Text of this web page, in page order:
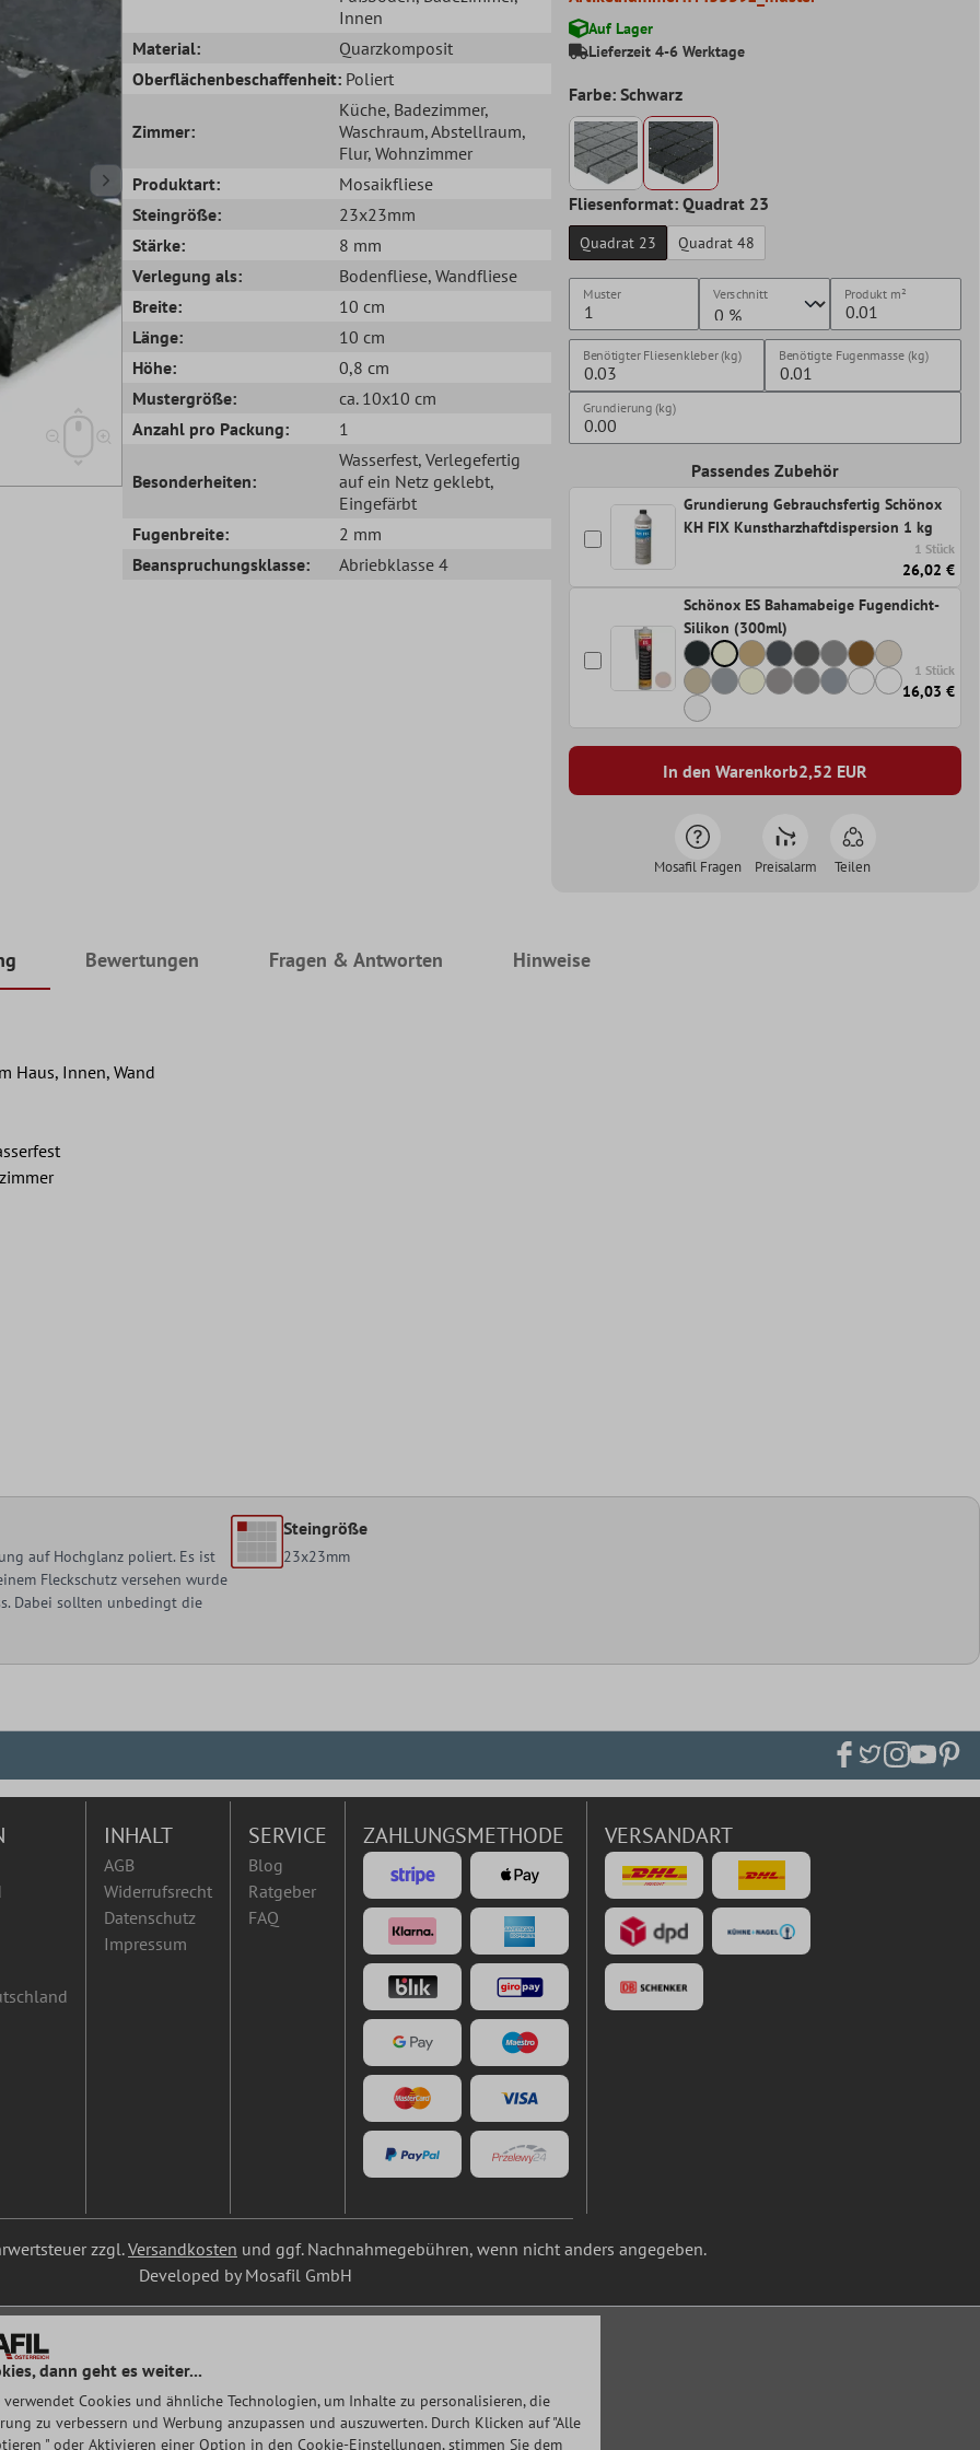
Innen
Material:
Quarzkomposit
Oberflächenbeschaffenheit: Poliert
Zimmer:
Küche, Badezimmer,
Waschraum, Abstellraum,
Flur, Wohnzimmer
Produktart:
Mosaikfliese
Steingröße:
23x23mm
Stärke:
8 mm
Verlegung als:
Bodenfliese, Wandfliese
Breite:
10 cm
Länge:
10 cm
Höhe:
0,8 cm
Mustergröße:
ca. 10x10 cm
Anzahl pro Packung:
1
Besonderheiten:
Wasserfest, Verlegefertig
auf ein Netz geklebt,
Eingefärbt
Fugenbreite:
2 mm
Beanspruchungsklasse:
Abriebklasse 4
Auf Lager
Lieferzeit 4-6 Werktage
Farbe: Schwarz
Fliesenformat: Quadrat 23
Quadrat 23 Quadrat 48
Muster Verschnitt Produkt m²
Benötigter Fliesenkleber (kg) Benötigte Fugenmasse (kg)
Grundierung (kg)
Passendes Zubehör
Grundierung Gebrauchsfertig Schönox
KH FIX Kunstharzhaftdispersion 1 kg
1 Stück
26,02 €
Schönox ES Bahamabeige Fugendicht-
Silikon (300ml)
1 Stück
16,03 €
In den Warenkorb2,52 EUR
Mosafil Fragen Preisalarm Teilen
Bewertungen Fragen & Antworten Hinweise
Haus, Innen, Wand
auf Hochglanz poliert. Es ist
Fleckschutz versehen wurde
Dabei sollten unbedingt die
Steingröße
23x23mm
INHALT
AGB
Widerrufsrecht
Datenschutz
Impressum
SERVICE
Blog
Ratgeber
FAQ
ZAHLUNGSMETHODE VERSANDART
zzgl.Versandkosten und ggf. Nachnahmegebühren, wenn nicht anders angegeben.
Developed by Mosafil GmbH
dann geht es weiter...
verwendet Cookies und ähnliche Technologien, um Inhalte zu personalisieren, die
zu verbessern und Werbung anzupassen und auszuwerten. Durch Klicken auf "Alle
" oder Aktivieren einer Option in den Cookie-Einstellungen, stimmen Sie dem